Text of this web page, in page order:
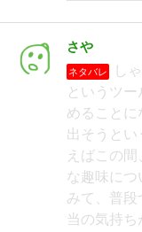
さや
ネタバレ
し
というツ
めることに
出そうとい
えばこの
な趣味につ
みて、普段
当の気持